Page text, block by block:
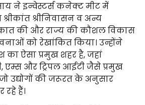
ने इन्वेस्टर्स कनेक्ट मीट में
श्रीनिवासन व अन्य
की और राज्य की कौशल विकास
को रेखांकित किया। उन्होंने
का ऐसा प्रमुख शहर है, जहां
और ट्रिपल आईटी जैसे प्रमुख
उद्योगों की जरूरत के अनुसार
हैं।